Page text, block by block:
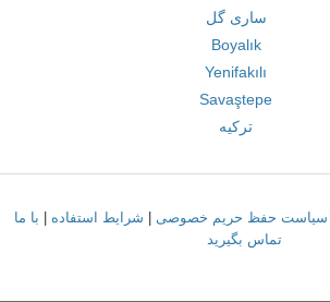
ساری گل
Boyalık
Yenifakılı
Savaştepe
ترکیه
سیاست حفظ حریم خصوصی شرایط استفاده
با ما
تماس بگیرید